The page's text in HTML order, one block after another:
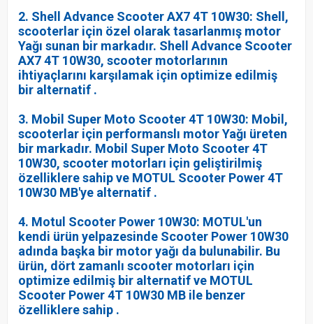
2. Shell Advance Scooter AX7 4T 10W30: Shell,
scooterlar için özel olarak tasarlanmış motor
Yağı sunan bir markadır. Shell Advance Scooter
AX7 4T 10W30, scooter motorlarının
ihtiyaçlarını karşılamak için optimize edilmiş
bir alternatif .
3. Mobil Super Moto Scooter 4T 10W30: Mobil,
scooterlar için performanslı motor Yağı üreten
bir markadır. Mobil Super Moto Scooter 4T
10W30, scooter motorları için geliştirilmiş
özelliklere sahip ve MOTUL Scooter Power 4T
10W30 MB'ye alternatif .
4. Motul Scooter Power 10W30: MOTUL'un
kendi ürün yelpazesinde Scooter Power 10W30
adında başka bir motor yağı da bulunabilir. Bu
ürün, dört zamanlı scooter motorları için
optimize edilmiş bir alternatif ve MOTUL
Scooter Power 4T 10W30 MB ile benzer
özelliklere sahip .